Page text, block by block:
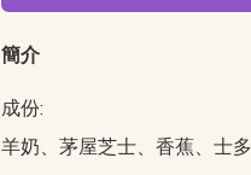
簡介
成份:
羊奶、茅屋芝士、香蕉、士